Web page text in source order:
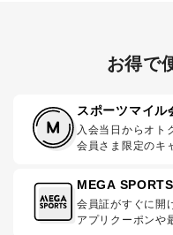
お得で
スポーツマイル
入会当日からオト
会員さま限定のキ
MEGA
会員証がすぐに開
アプリクーポンや